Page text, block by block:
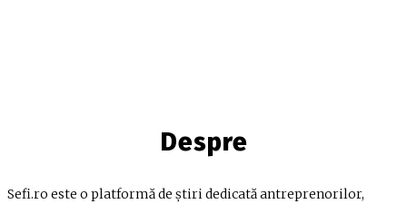
Despre
Sefi.ro este o platformă de știri dedicată antreprenorilor,